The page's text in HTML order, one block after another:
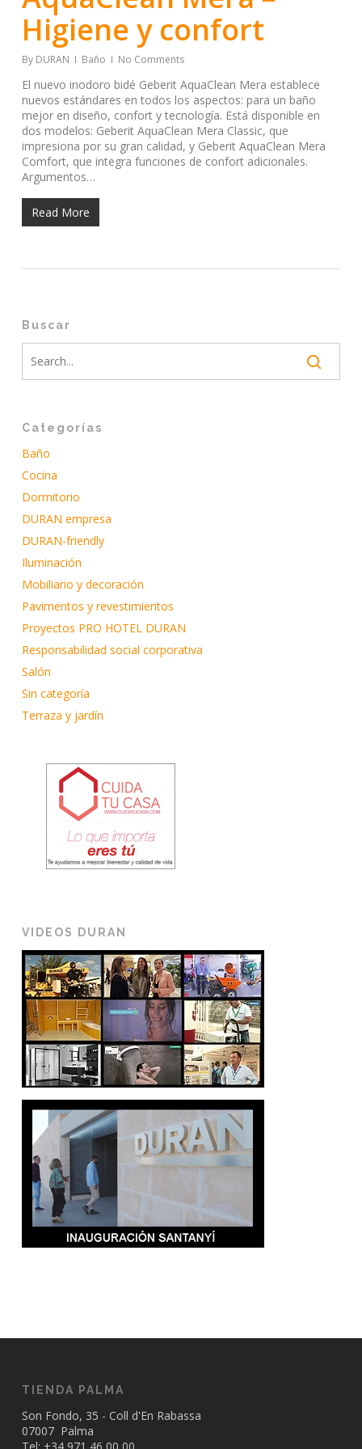
Higiene y confort
By DURAN Baño No Comments
El nuevo inodoro bidé Geberit AquaClean Mera establece
nuevos estándares en todos los aspectos: para un baño
mejor en diseño, confort y tecnología. Está disponible en
dos modelos: Geberit AquaClean Mera Classic, que
impresiona por su gran calidad, y Geberit AquaClean Mera
Comfort, que integra funciones de confort adicionales.
Argumentos…
Read More
Buscar
Categorías
Baño
Cocina
Dormitorio
DURAN empresa
DURAN-friendly
Iluminación
Mobiliario y decoración
Pavimentos y revestimientos
Proyectos PRO HOTEL DURAN
Responsabilidad social corporativa
Salón
Sin categoría
Terraza y jardín
VIDEOS DURAN
TIENDA PALMA
Son Fondo, 35 - Coll d'En Rabassa
07007 Palma